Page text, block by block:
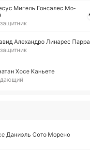
Мигель Го­нса­лес Мо­
Але­ха­ндро Ли­на­рес Парра
Хосе Ка­нье­те
Да­ниэль Сото Морено